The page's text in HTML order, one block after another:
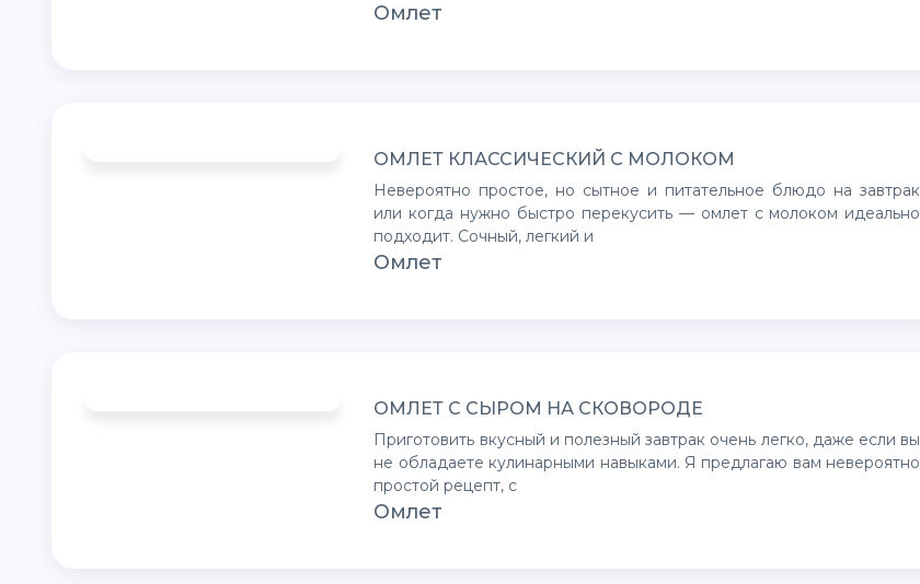
Омлет
ОМЛЕТ КЛАССИЧЕСКИЙ С МОЛОКОМ
Невероятно простое, но сытное и питательное блюдо на завтрак
или когда нужно быстро перекусить — омлет с молоком идеально
подходит. Сочный, легкий и
Омлет
ОМЛЕТ С СЫРОМ НА СКОВОРОДЕ
Приготовить вкусный и полезный завтрак очень легко, даже если вы
не обладаете кулинарными навыками. Я предлагаю вам невероятно
простой рецепт, с
Омлет